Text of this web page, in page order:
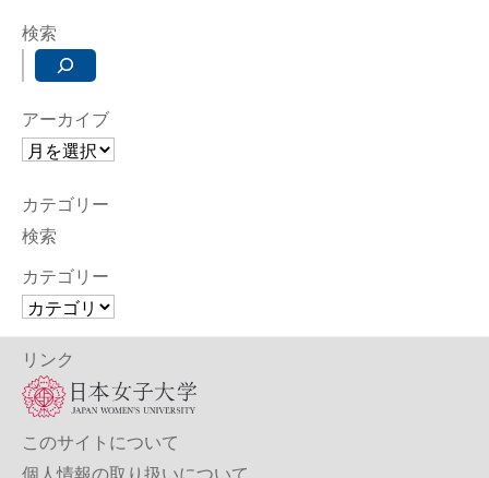
検索
アーカイブ
カテゴリー
検索
カテゴリー
リンク
このサイトについて
個人情報の取り扱いについて